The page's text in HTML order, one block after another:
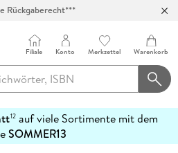
Rückgaberecht***
Filiale Konto Merkzettel Warenkorb
12auf viele Sortimente mit dem
SOMMER13